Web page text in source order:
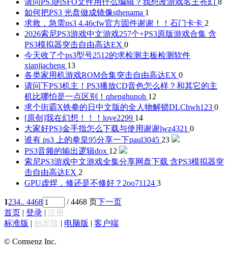
如何把PS3 光盘做成镜像sthenama 1
求救，急需ps3 4.46cfw官方固件谢谢！！ 石门卡卡 2
2026索尼PS3游戏中文游戏257个+PS3原版游戏合集 含
PS3模拟器突击自由高达EX 0
今天收了个ps3型号2512的求检测主板检测软件
xianjiacheng 13
各类家用机游戏ROM合集突击自由高达EX 0
请问下PS3机主！PS3播放CD音色怎么样？和其它的主
机比哪怕是一点区别！ qhenghunoh 12
求个街霸X铁拳的日中文版的全人物解锁DLChwh123 0
[原创]我在幻想！！！ love2299 14
大家好PS3金手指怎么下载与使用谢谢lwz4321 0
谁有 ps3 上的拳皇95分享一下paul3045 23
PS3音频的输出逻辑dox 12
索尼PS3游戏中文游戏全集分享网盘下载 含PS3模拟器突
击自由高达EX 2
GPU虚焊，修还是不修好？ 2oo71124 3
1234.. 4468 / 4468 页下一页
首页 | 登录 | 注册
标准版 | 触屏版 | 电脑版 | 客户端
© Comsenz Inc.